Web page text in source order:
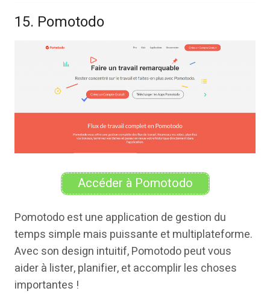
15. Pomotodo
Accéder à Pomotodo
Pomotodo est une application de gestion du
temps simple mais puissante et multiplateforme.
Avec son design intuitif, Pomotodo peut vous
aider à lister, planifier, et accomplir les choses
importantes !